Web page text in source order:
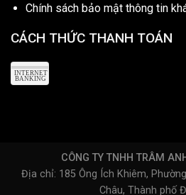
Chính sách bảo mật thông tin
CÁCH THỨC THANH TOÁN
CÔNG TY TNHH TRÂM
Địa chỉ: 185 Ông Ích Khiêm,
Châu, Thành phố